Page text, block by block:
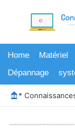
Home Matériel
Dépannage
*